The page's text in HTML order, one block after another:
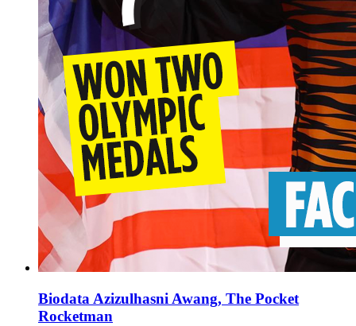
Biodata Azizulhasni Awang, The Pocket
Rocketman